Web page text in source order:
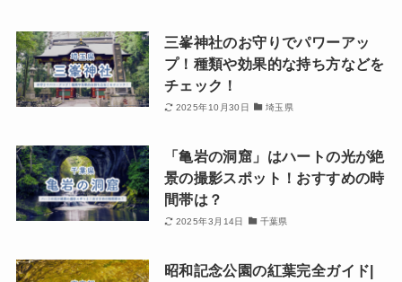
三峯神社のお守りでパワーアッ
プ！種類や効果的な持ち方などを
チェック！
2025年10月30日 埼玉県
「亀岩の洞窟」はハートの光が絶
景の撮影スポット！おすすめの時
間帯は？
2025年3月14日 千葉県
昭和記念公園の紅葉完全ガイド|